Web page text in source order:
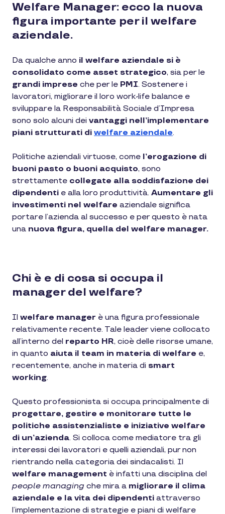
Welfare Manager: ecco la nuova
figura importante per il welfare
aziendale.
Da qualche anno il welfare aziendale si è
consolidato come asset strategico, sia per le
grandi imprese che per le PMI. Sostenere i
lavoratori, migliorare il loro work-life balance e
sviluppare la Responsabilità Sociale d’Impresa
sono solo alcuni dei vantaggi nell’implementare
piani strutturati di welfare aziendale.
Politiche aziendali virtuose, come l’erogazione di
buoni pasto o buoni acquisto, sono
strettamente collegate alla soddisfazione dei
dipendenti e alla loro produttività. Aumentare gli
investimenti nel welfare aziendale significa
portare l’azienda al successo e per questo è nata
una nuova figura, quella del welfare manager.
Chi è e di cosa si occupa il
manager del welfare?
Il welfare manager è una figura professionale
relativamente recente. Tale leader viene collocato
all’interno del reparto HR, cioè delle risorse umane,
in quanto aiuta il team in materia di welfare e,
recentemente, anche in materia di smart
working.
Questo professionista si occupa principalmente di
progettare, gestire e monitorare tutte le
politiche assistenzialiste e iniziative welfare
di un’azienda. Si colloca come mediatore tra gli
interessi dei lavoratori e quelli aziendali, pur non
rientrando nella categoria dei sindacalisti. Il
welfare management è infatti una disciplina del
people managing che mira a migliorare il clima
aziendale e la vita dei dipendenti attraverso
l’implementazione di strategie e piani di welfare